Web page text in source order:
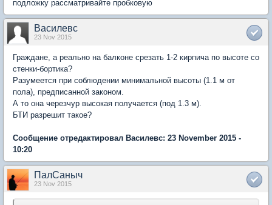
подложку рассматривайте пробковую
Василевс
23 Nov 2015
Граждане, а реально на балконе срезать 1-2 кирпича по высоте со
стенки-бортика?
Разумеется при соблюдении минимальной высоты (1.1 м от
пола), предписанной законом.
А то она черезчур высокая получается (под 1.3 м).
БТИ разрешит такое?
Сообщение отредактировал Василевс: 23 November 2015 -
10:20
ПалСаныч
23 Nov 2015